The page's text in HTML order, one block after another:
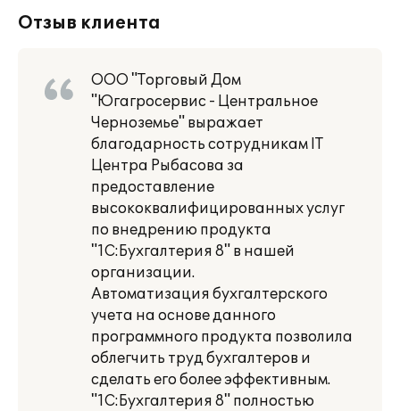
Отзыв клиента
ООО "Торговый Дом
"Югагросервис - Центральное
Черноземье" выражает
благодарность сотрудникам IT
Центра Рыбасова за
предоставление
высококвалифицированных услуг
по внедрению продукта
"1С:Бухгалтерия 8" в нашей
организации.
Автоматизация бухгалтерского
учета на основе данного
программного продукта позволила
облегчить труд бухгалтеров и
сделать его более эффективным.
"1С:Бухгалтерия 8" полностью